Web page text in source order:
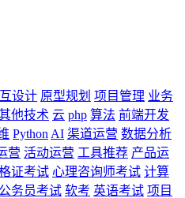
设计 原型规划 项目管理 业务
他技术 云 php 算法 前端开发
Python AI 渠道运营 数据分析
营 活动运营 工具推荐 产品运
证考试 心理咨询师考试 计算
公务员考试 软考 英语考试 项目